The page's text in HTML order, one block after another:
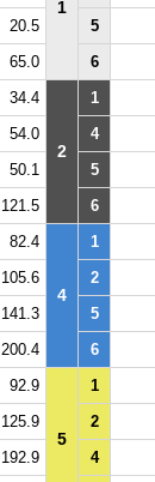
1
20.5 5
65.0 6
34.4
2
1
54.0 4
50.1 5
121.5 6
82.4
4
1
105.6 2
141.3 5
200.4 6
92.9
5
1
125.9 2
192.9 4